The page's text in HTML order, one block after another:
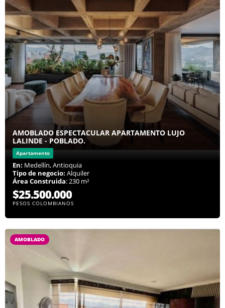
AMOBLADO ESPECTACULAR APARTAMENTO LUJO
LALINDE - POBLADO.
Apartamento
En: Medellín, Antioquia
Tipo de negocio: Alquiler
Área Construida: 230 m²
$25.500.000
PESOS COLOMBIANOS
AMOBLADO